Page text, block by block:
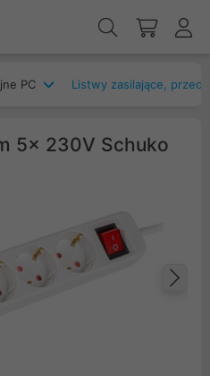
PC Listwy zasilające,
5x 230V Schuko